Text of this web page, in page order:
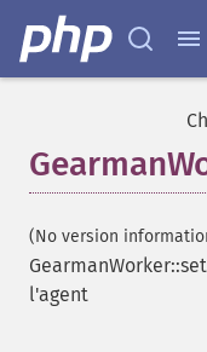
(No version
l'agent